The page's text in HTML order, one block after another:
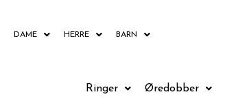
DAME HERRE BARN
Ringer Øredobber